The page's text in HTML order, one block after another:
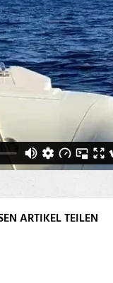
ARTIKEL TEILEN